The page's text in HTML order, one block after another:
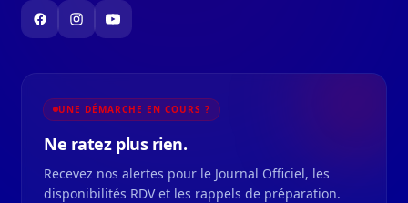
UNE DÉMARCHE EN COURS ?
Ne ratez plus rien.
Recevez nos alertes pour le Journal Officiel, les
disponibilités RDV et les rappels de préparation.